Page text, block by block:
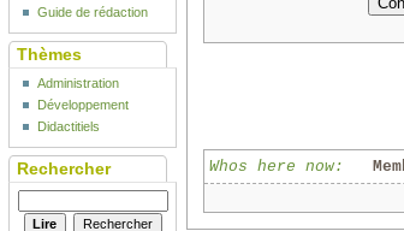
Whos here now:
Guide de rédaction
Thèmes
Administration
Développement
Didactitiels
Rechercher